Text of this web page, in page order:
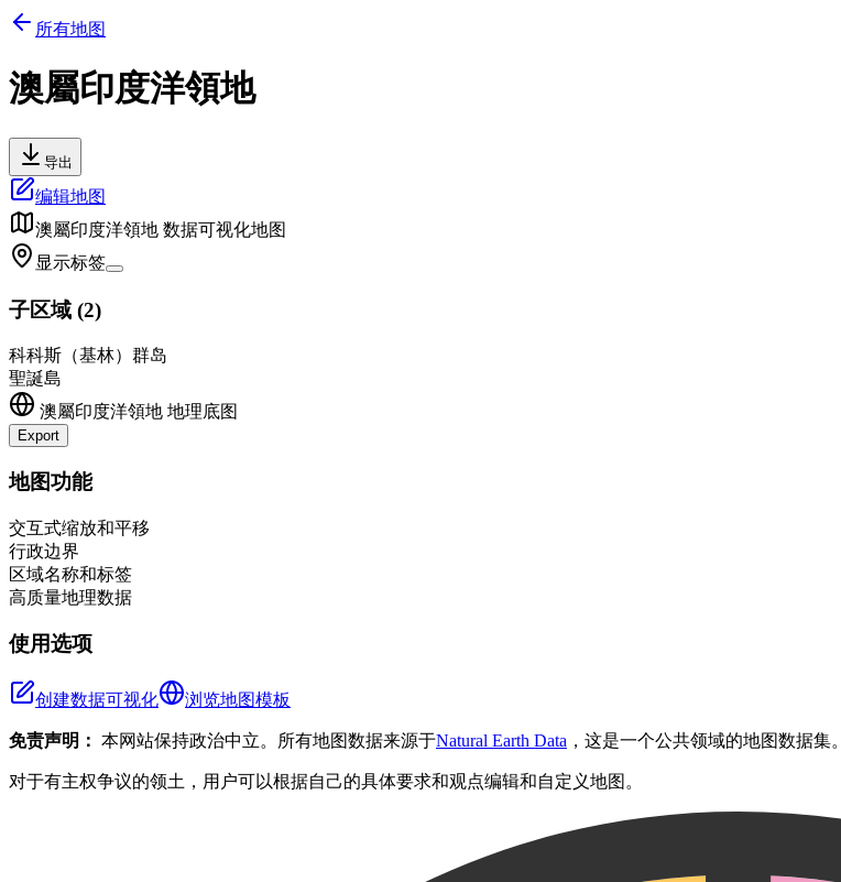
所有地图
澳屬印度洋領地
导出
编辑地图
澳屬印度洋領地 数据可视化地图
显示标签
子区域 (2)
科科斯（基林）群岛
聖誕島
澳屬印度洋領地 地理底图
Export
+
地图功能
交互式缩放和平移
行政边界
区域名称和标签
高质量地理数据
使用选项
创建数据可视化 浏览地图模板
免责声明： 本网站保持政治中立。所有地图数据来源于Natural Earth Data ，这是一个公共领域的地图数据集。
对于有主权争议的领土，用户可以根据自己的具体要求和观点编辑和自定义地图。